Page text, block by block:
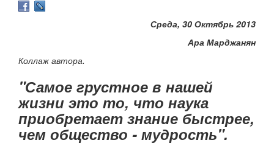
Среда, 30 Октябрь 2013
Ара Марджанян
Коллаж автора.
"Самое грустное в нашей
жизни это то, что наука
приобретает знание быстрее,
чем общество - мудрость".